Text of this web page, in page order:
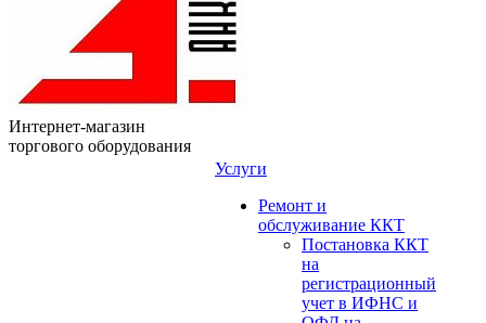
Интернет-магазин
торгового оборудования
Услуги
Ремонт и
обслуживание ККТ
Постановка ККТ
на
регистрационный
учет в ИФНС и